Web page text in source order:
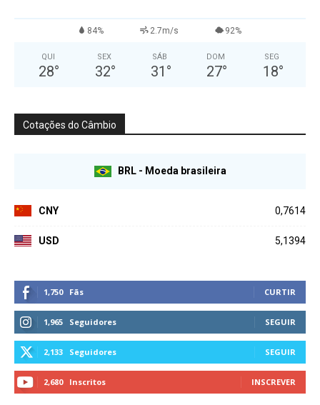
84% 2.7m/s 92%
QUI
28°
SEX
32°
SÁB
31 °
DOM
27°
SEG
18°
Cotações do Câmbio
BRL - Moeda brasileira
CNY 0,7614
USD 5,1394
1,750 Fãs CURTIR
1,965 Seguidores SEGUIR
2,133 Seguidores SEGUIR
2,680 Inscritos INSCREVER